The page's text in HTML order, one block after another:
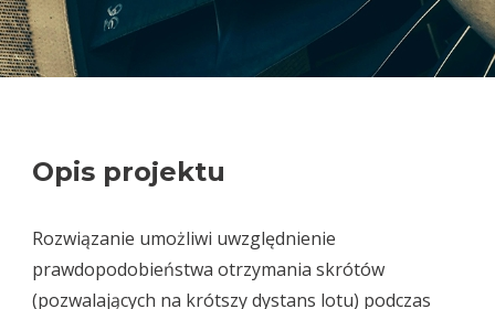
Opis projektu
Rozwiązanie umożliwi uwzględnienie
prawdopodobieństwa otrzymania skrótów
(pozwalających na krótszy dystans lotu) podczas